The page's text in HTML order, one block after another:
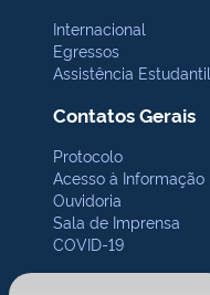
Internacional
Egressos
Assistência Estudantil
Contatos Gerais
Protocolo
Acesso à Informação
Ouvidoria
Sala de Imprensa
COVID-19